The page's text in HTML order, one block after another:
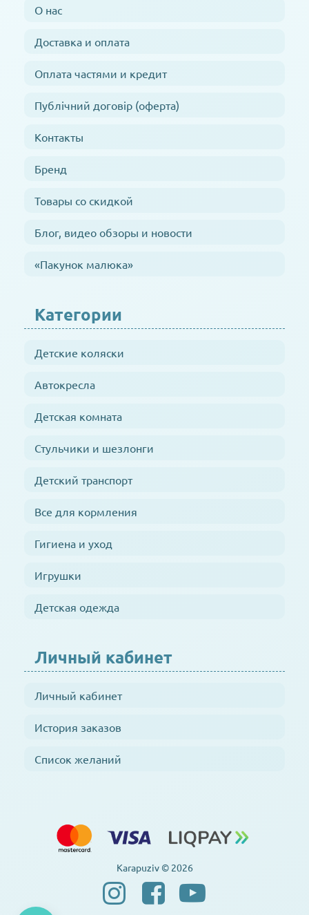
О нас
Доставка и оплата
Оплата частями и кредит
Публічний договір (оферта)
Контакты
Бренд
Товары со скидкой
Блог, видео обзоры и новости
«Пакунок малюка»
Категории
Детские коляски
Автокресла
Детская комната
Стульчики и шезлонги
Детский транспорт
Все для кормления
Гигиена и уход
Игрушки
Детская одежда
Личный кабинет
Личный кабинет
История заказов
Список желаний
Karapuziv © 2026